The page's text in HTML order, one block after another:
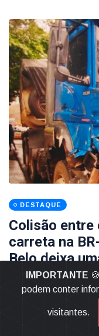
DESTAQUE
Colisão entre
carreta na
Belo deixa
22 Setembro 2020
IMPORTANTE
podem conter
visitantes.